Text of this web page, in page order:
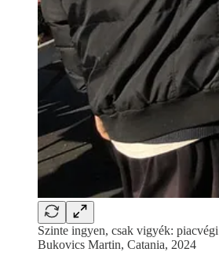
Szinte ingyen, csak vigyék:
Bukovics Martin, Catania, 2024